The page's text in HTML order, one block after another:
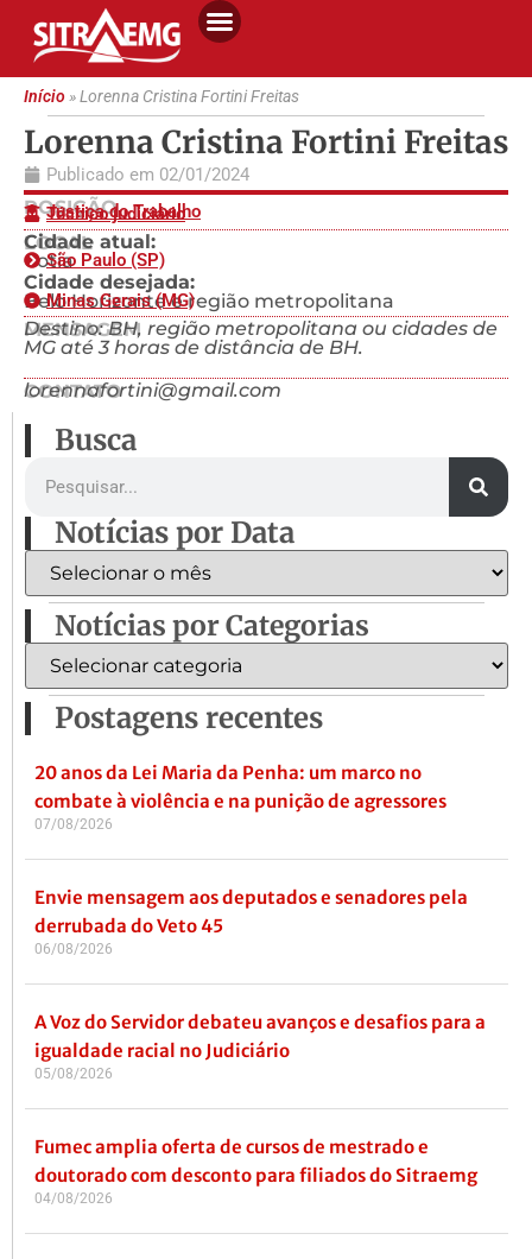
Início»Lorenna Cristina Fortini Freitas
Lorenna Cristina Fortini Freitas
Publicado em 02/01/2024
POSIÇÃO
Justiça do Trabalho
Técnico judiciário
LOCAL
Cidade atual:
CotiaSão Paulo (SP)
Cidade desejada:
Belo Horizonte e região metropolitana
Minas Gerais (MG)
MENSAGEM
Destino: BH, região metropolitana ou cidades de
MG até 3 horas de distância de BH.
CONTATO
lorennafortini@gmail.com
Busca
Notícias por Data
Notícias por Categorias
Postagens recentes
20 anos da Lei Maria da Penha: um marco no
combate à violência e na punição de agressores
07/08/2026
Envie mensagem aos deputados e senadores pela
derrubada do Veto 45
06/08/2026
A Voz do Servidor debateu avanços e desafios para a
igualdade racial no Judiciário
05/08/2026
Fumec amplia oferta de cursos de mestrado e
doutorado com desconto para filiados do Sitraemg
04/08/2026